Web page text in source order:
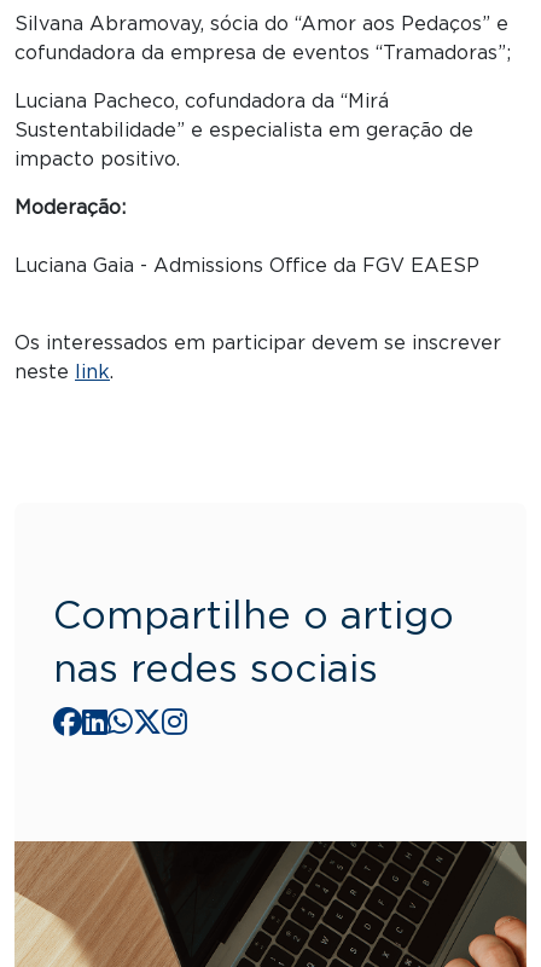
Silvana Abramovay, sócia do “Amor aos Pedaços” e
cofundadora da empresa de eventos “Tramadoras”;
Luciana Pacheco, cofundadora da “Mirá
Sustentabilidade” e especialista em geração de
impacto positivo.
Moderação:
Luciana Gaia - Admissions Office da FGV EAESP
Os interessados em participar devem se inscrever
neste
link.
Compartilhe o artigo
nas redes sociais